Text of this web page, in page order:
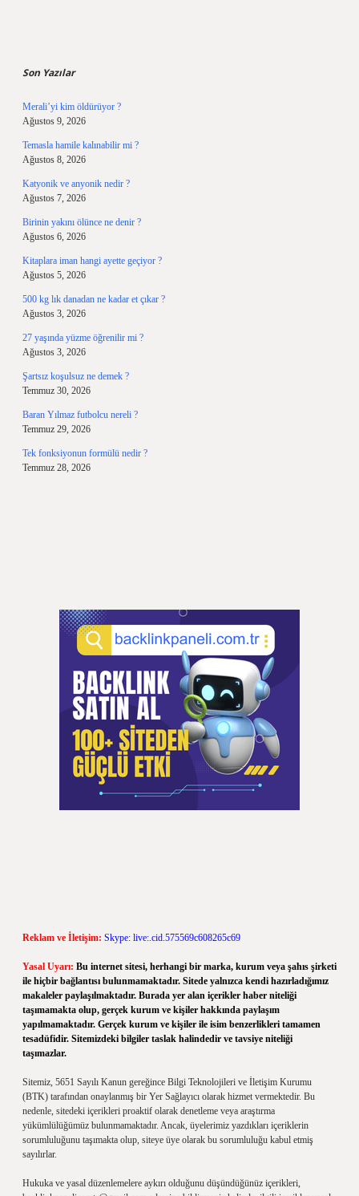
Son Yazılar
Merali’yi kim öldürüyor ?
Ağustos 9, 2026
Temasla hamile kalınabilir mi ?
Ağustos 8, 2026
Katyonik ve anyonik nedir ?
Ağustos 7, 2026
Birinin yakını ölünce ne denir ?
Ağustos 6, 2026
Kitaplara iman hangi ayette geçiyor ?
Ağustos 5, 2026
500 kg lık danadan ne kadar et çıkar ?
Ağustos 3, 2026
27 yaşında yüzme öğrenilir mi ?
Ağustos 3, 2026
Şartsız koşulsuz ne demek ?
Temmuz 30, 2026
Baran Yılmaz futbolcu nereli ?
Temmuz 29, 2026
Tek fonksiyonun formülü nedir ?
Temmuz 28, 2026
Reklam ve İletişim: Skype: live:.cid.575569c608265c69
Yasal Uyarı: Bu internet sitesi, herhangi bir marka, kurum veya şahıs şirketi
ile hiçbir bağlantısı bulunmamaktadır. Sitede yalnızca kendi hazırladığımız
makaleler paylaşılmaktadır. Burada yer alan içerikler haber niteliği
taşımamakta olup, gerçek kurum ve kişiler hakkında paylaşım
yapılmamaktadır. Gerçek kurum ve kişiler ile isim benzerlikleri tamamen
tesadüfidir. Sitemizdeki bilgiler taslak halindedir ve tavsiye niteliği
taşımazlar.
Sitemiz, 5651 Sayılı Kanun gereğince Bilgi Teknolojileri ve İletişim Kurumu
(BTK) tarafından onaylanmış bir Yer Sağlayıcı olarak hizmet vermektedir. Bu
nedenle, sitedeki içerikleri proaktif olarak denetleme veya araştırma
yükümlülüğümüz bulunmamaktadır. Ancak, üyelerimiz yazdıkları içeriklerin
sorumluluğunu taşımakta olup, siteye üye olarak bu sorumluluğu kabul etmiş
sayılırlar.
Hukuka ve yasal düzenlemelere aykırı olduğunu düşündüğünüz içerikleri,